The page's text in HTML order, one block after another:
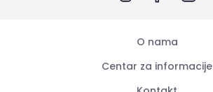
O nama
Centar za informacije